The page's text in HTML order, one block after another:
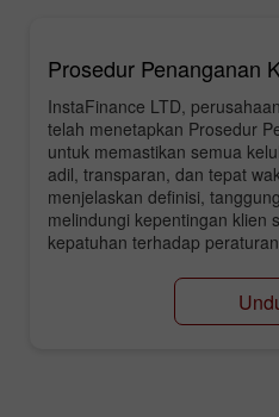
Prosedur Penanganan
InstaFinance LTD,
telah menetapkan Prosedur
untuk memastikan semua
adil, transparan, dan tepat
menjelaskan definisi,
melindungi kepentingan klien
kepatuhan terhadap